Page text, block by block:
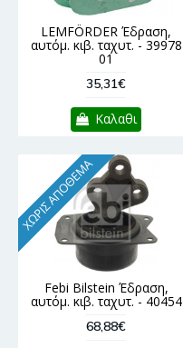
LEMFÖRDER Έδραση,
αυτόμ. κιβ. ταχυτ. - 39978
01
35,31€
Καλαθι
ΧΩΡΊΣ ΑΠΌΘΕΜΑ
Febi Bilstein Έδραση,
αυτόμ. κιβ. ταχυτ. - 40454
68,88€